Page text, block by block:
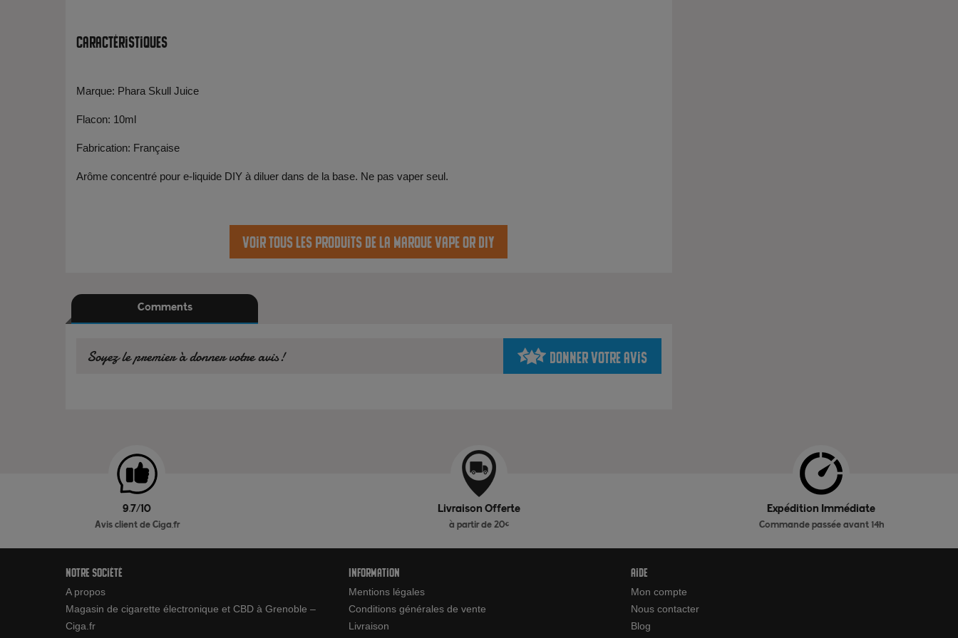
Caractéristiques
Marque: Phara Skull Juice
Flacon: 10ml
Fabrication: Française
Arôme concentré pour e-liquide DIY à diluer dans de la base. Ne pas vaper seul.
Voir tous les produits de la marque Vape or DIY
Comments
Soyez le premier à donner votre avis! Donner votre avis
9.7/10
Avis client de Ciga.fr
Livraison Offerte
à partir de 20€
Expédition Immédiate
Commande passée avant 14h
Notre société
A propos
Magasin de cigarette électronique et CBD à Grenoble –
Ciga.fr
Information
Mentions légales
Conditions générales de vente
Livraison
Aide
Mon compte
Nous contacter
Blog